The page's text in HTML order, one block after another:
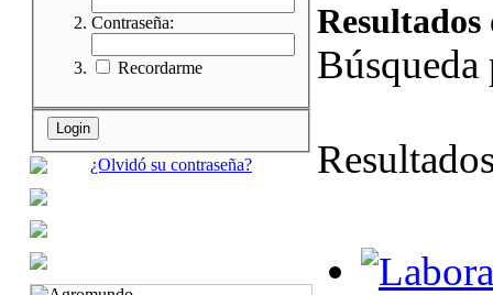
Contraseña:
Recordarme
¿Olvidó su contraseña?
Resultados